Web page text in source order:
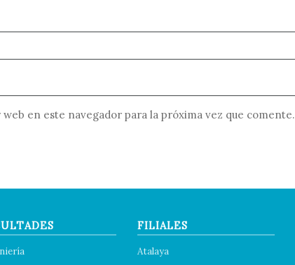
en este navegador para la próxima vez que comente.
FILIALES
Atalaya